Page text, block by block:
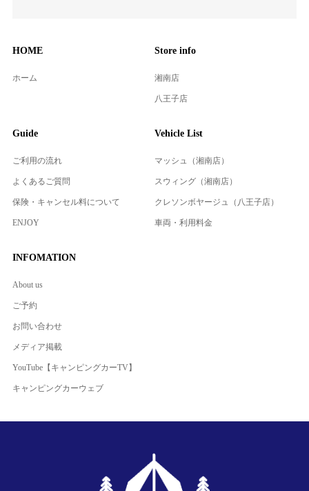
HOME
ホーム
Store info
湘南店
八王子店
Guide
ご利用の流れ
よくあるご質問
保険・キャンセル料について
ENJOY
Vehicle List
マッシュ（湘南店）
スウィング（湘南店）
クレソンボヤージュ（八王子店）
車両・利用料金
INFOMATION
About us
ご予約
お問い合わせ
メディア掲載
YouTube【キャンピングカーTV】
キャンピングカーウェブ